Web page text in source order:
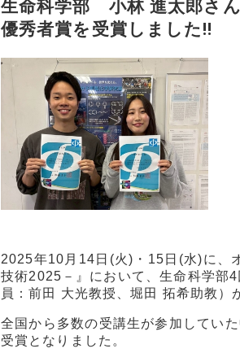
生命科学部 小林 進太郎さ
優秀者賞を受賞しました!!
2025年10 月 14 日(火)・ 15 日 (水)に、
技術2025 －』において、生命科学部4
員：前田 大光教授、堀田 拓希助教
全国から多数の受講生が参加していた
受賞となりました。